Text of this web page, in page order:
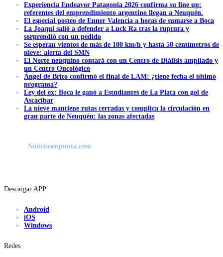
Experiencia Endeavor Patagonia 2026 confirma su line up:
referentes del emprendimiento argentino llegan a Neuquén.
El especial posteo de Enner Valencia a horas de sumarse a Boca
La Joaqui salió a defender a Luck Ra tras la ruptura y
sorprendió con un pedido
Se esperan vientos de más de 100 km/h y hasta 50 centímetros de
nieve: alerta del SMN
El Norte neuquino contará con un Centro de Diálisis ampliado y
un Centro Oncológico
Ángel de Brito confirmó el final de LAM: ¿tiene fecha el último
programa?
Ley del ex: Boca le ganó a Estudiantes de La Plata con gol de
Ascacibar
La nieve mantiene rutas cerradas y complica la circulación en
gran parte de Neuquén: las zonas afectadas
Noticiasenpunta.com
Descargar APP
Android
iOS
Windows
Redes